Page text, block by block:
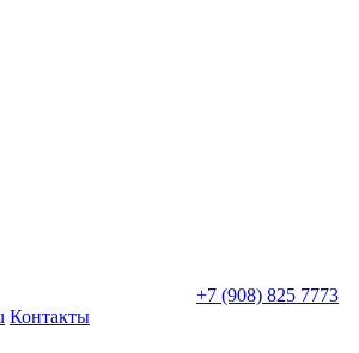
+7 (908) 825 7773
Контакты